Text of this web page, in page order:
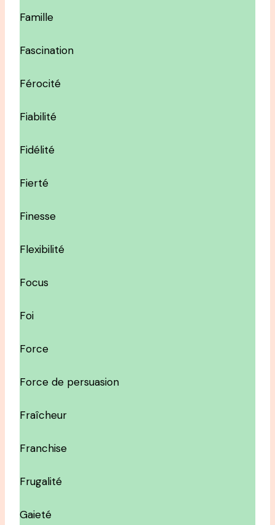
Famille
Fascination
Férocité
Fiabilité
Fidélité
Fierté
Finesse
Flexibilité
Focus
Foi
Force
Force de persuasion
Fraîcheur
Franchise
Frugalité
Gaieté